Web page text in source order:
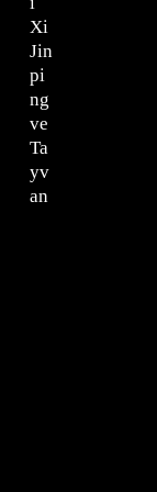
Xi
Jin
pi
ng
ve
Ta
yv
an